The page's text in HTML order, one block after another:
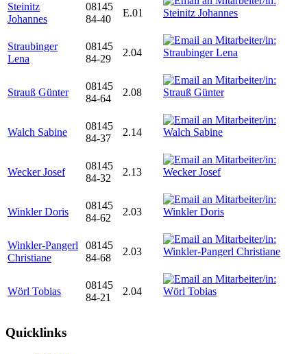
Steinitz
Johannes
08145
84-40
E.01
Straubinger
Lena
08145
84-29
2.04
Strauß Günter
08145
84-64
2.08
Walch Sabine
08145
84-37
2.14
Wecker Josef
08145
84-32
2.13
Winkler Doris
08145
84-62
2.03
Winkler-Pangerl
Christiane
08145
84-68
2.03
Wörl Tobias
08145
84-21
2.04
Quicklinks